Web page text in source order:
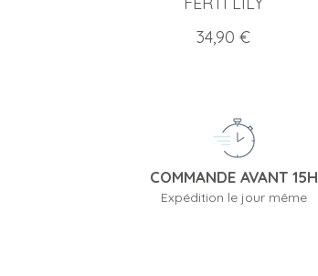
Prix
34,90 €
COMMANDE AVANT 15H
Expédition le jour même